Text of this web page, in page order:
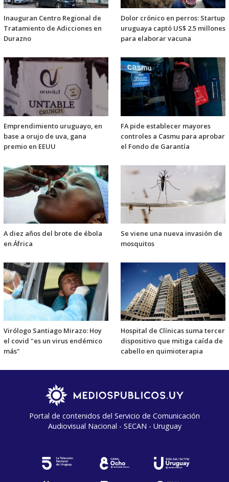
Inauguran Centro Regional de
Tratamiento de Adicciones en
Durazno
Dolor crónico en perros: Startup
uruguaya captó US$ 2.5 millones
para elaborar vacuna
Emprendimiento uruguayo, en
base a orujo de uva, gana
premio en EEUU
FA pide establecer mayores
controles a Casmu para aprobar
el Fondo de Garantía
A diez años del brote de ébola
en África
Se viene una nueva invasión de
mosquitos
Virólogo Santiago Mirazo: Hoy
el covid "es un virus endémico
más"
Hospital de Clínicas suma tercer
dispositivo que mitiga caída de
cabello en quimioterapia
Portal de contenidos del Servicio de Comunicación
Audiovisual Nacional - SECAN - Uruguay